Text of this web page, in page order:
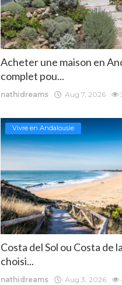
Acheter une maison en
complet pou...
nathidreams Aug 7, 2026
Vivre en Andalousie
Costa del Sol ou Costa de
choisi...
nathidreams Aug 3, 2026